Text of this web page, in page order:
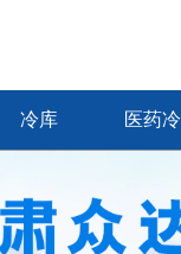
冷库 医药